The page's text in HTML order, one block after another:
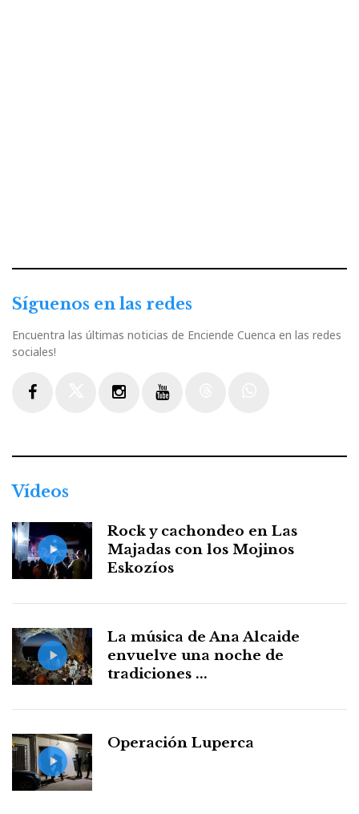
Síguenos en las redes
Encuentra las últimas noticias de Enciende Cuenca en las redes
sociales!
Vídeos
Rock y cachondeo en Las
Majadas con los Mojinos
Eskozíos
La música de Ana Alcaide
envuelve una noche de
tradiciones ...
Operación Luperca